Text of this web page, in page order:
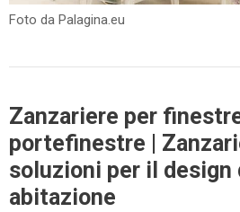
Foto da Palagina.eu
Zanzariere per
portefinestre |
soluzioni per il design
abitazione